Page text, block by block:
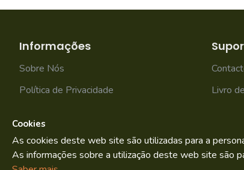
Informações
Sobre Nós
Política de Privacidade
Livro
Copyright © 2022. By
Cookies
As cookies deste web site são utilizadas para a
As informações sobre a utilização deste web site são